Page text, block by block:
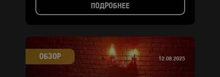
ПОДРОБНЕЕ
ОБЗОР 12.08.2025